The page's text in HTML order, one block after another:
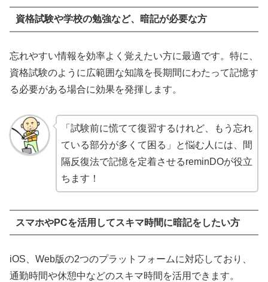
資格試験や学校の勉強など、暗記が必要な方
忘れやすい情報を効率よく覚えたい方に最適です。特に、
資格試験のように広範囲な知識を長期間にわたって記憶す
る必要がある場合に効果を発揮します。
「試験前に慌てて復習するけれど、もう忘れ
ている部分が多くて困る」と悩む人には、間
隔反復法で記憶を定着させるreminDOが役立
ちます！
スマホやPCを活用してスキマ時間に暗記をしたい方
iOS、Web版の2つのプラットフォームに対応しており、
通勤時間や休憩中などのスキマ時間を活用できます。